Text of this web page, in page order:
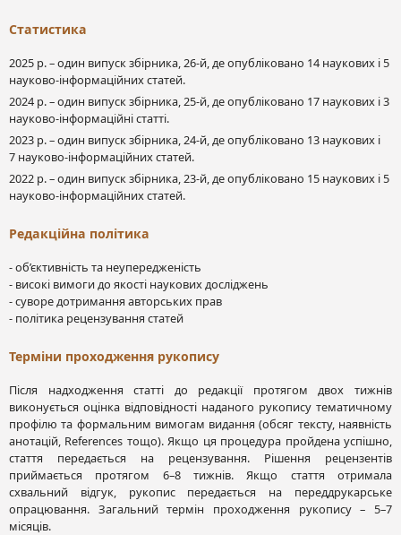
Статистика
2025 р. – один випуск збірника, 26-й, де опубліковано 14 наукових і 5
науково-інформаційних статей.
2024 р. – один випуск збірника, 25-й, де опубліковано 17 наукових і 3
науково-інформаційні статті.
2023 р. – один випуск збірника, 24-й, де опубліковано 13 наукових і
7 науково-інформаційних статей.
2022 р. – один випуск збірника, 23-й, де опубліковано 15 наукових і 5
науково-інформаційних статей.
Редакційна політика
- об’єктивність та неупередженість
- високі вимоги до якості наукових досліджень
- суворе дотримання авторських прав
- політика рецензування статей
Терміни проходження рукопису
Після надходження статті до редакції протягом двох тижнів
виконується оцінка відповідності наданого рукопису тематичному
профілю та формальним вимогам видання (обсяг тексту, наявність
анотацій, References тощо). Якщо ця процедура пройдена успішно,
стаття передається на рецензування. Рішення рецензентів
приймається протягом 6–8 тижнів. Якщо стаття отримала
схвальний відгук, рукопис передається на переддрукарське
опрацювання. Загальний термін проходження рукопису – 5–7
місяців.